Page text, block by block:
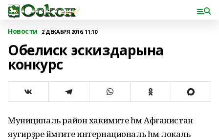
Новости 2 ДЕКАБРЯ 2016, 11:10
Обелиск эскиздарына
конкурс
Муниципаль район хакимиәте һәм Афғанистан
яугирҙәре йәмғиәте интернациональ һәм локаль